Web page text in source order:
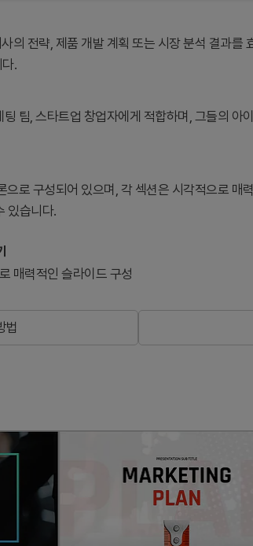
의 전략, 제품 개발 계획 또는 시장 분석 결과를
.
팀, 스타트업 창업자에게 적합하며, 그들의 아
로 구성되어 있으며, 각 섹션은 시각적으로 매
있습니다.
매력적인 슬라이드 구성
법